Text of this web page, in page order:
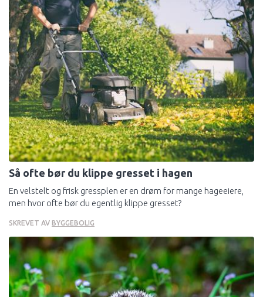
Så ofte bør du klippe gresset i hagen
En velstelt og frisk gressplen er en drøm for mange hageeiere,
men hvor ofte bør du egentlig klippe gresset?
SKREVET AV BYGGEBOLIG